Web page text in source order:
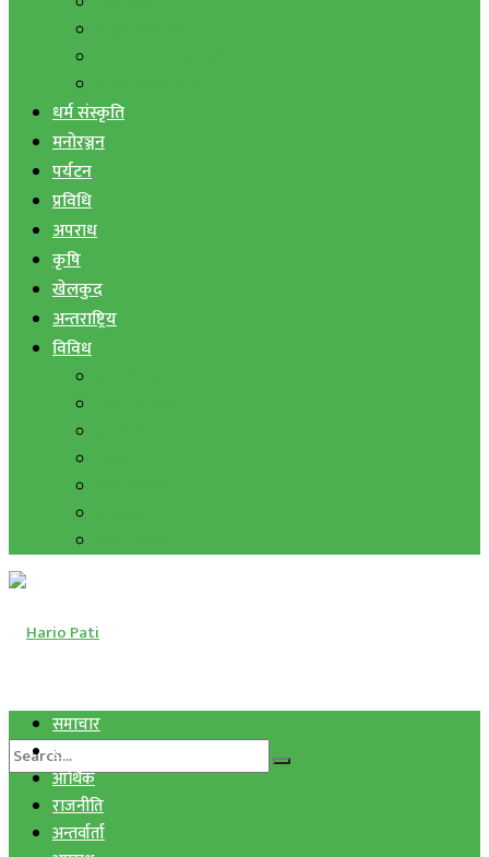
धर्म संस्कृति
मनोरञ्जन
पर्यटन
प्रविधि
अपराध
कृषि
खेलकुद
अन्तराष्ट्रिय
विविध
समाचार
स्वास्थ्य
आर्थिक
राजनीति
अन्तर्वार्ता